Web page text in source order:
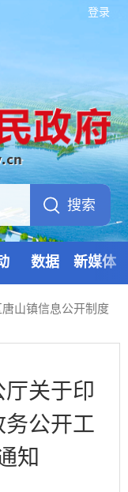
登录
数据 新媒体
山镇信息公开制度
关于印
公开工
知